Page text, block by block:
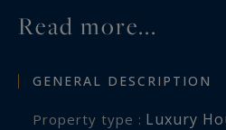
Read more...
GENERAL DESCRIPTION
Property type : Luxury